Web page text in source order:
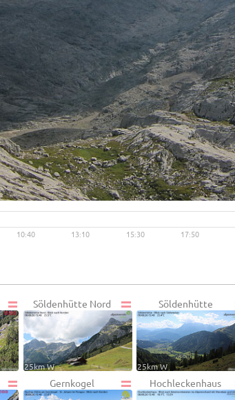
Live video available →
10:40 13:10 15:30 17:50
Söldenhütte Nord
25km W
Söldenhütte
25km W
Gernkogel Hochleckenhaus